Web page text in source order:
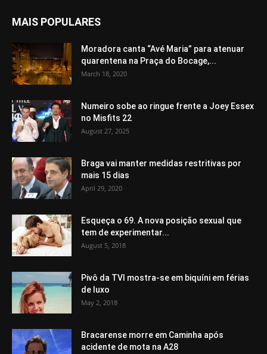
MAIS POPULARES
Moradora canta “Avé Maria” para atenuar
quarentena na Praça do Bocage,...
March 18, 2020
Numeiro sobe ao ringue frente a Joey Essex
no Misfits 22
August 27, 2025
Braga vai manter medidas restritivas por
mais 15 dias
April 29, 2020
Esqueça o 69. A nova posição sexual que
tem de experimentar...
August 5, 2018
Pivô da TVI mostra-se em biquíni em férias
de luxo
May 2, 2018
Bracarense morre em Caminha após
acidente de mota na A28